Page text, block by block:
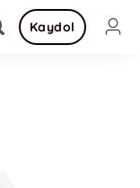
Kaydol